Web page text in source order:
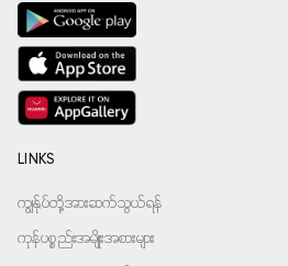
LINKS
ကျွန်ုပ်တို့အားဆက်သွယ်ရန်
ကုန်ပစ္စည်းအမျိုးအစားများ